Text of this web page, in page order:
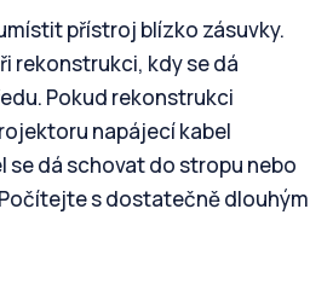
přístroj blízko zásuvky.
rekonstrukci, kdy se dá
Pokud rekonstrukci
napájecí kabel
se dá schovat do stropu nebo
s dostatečně dlouhým